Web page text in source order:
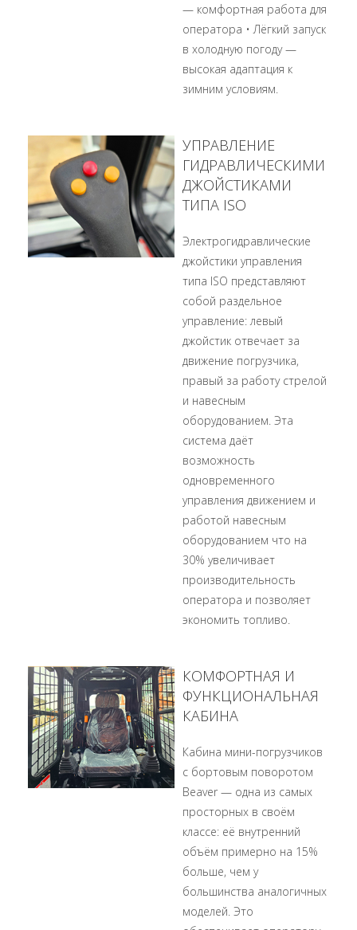
— комфортная работа для
оператора • Лёгкий запуск
в холодную погоду —
высокая адаптация к
зимним условиям.
УПРАВЛЕНИЕ
ГИДРАВЛИЧЕСКИМИ
ДЖОЙСТИКАМИ
ТИПА ISO
Электрогидравлические
джойстики управления
типа ISO представляют
собой раздельное
управление: левый
джойстик отвечает за
движение погрузчика,
правый за работу стрелой
и навесным
оборудованием. Эта
система даёт
возможность
одновременного
управления движением и
работой навесным
оборудованием что на
30% увеличивает
производительность
оператора и позволяет
экономить топливо.
КОМФОРТНАЯ И
ФУНКЦИОНАЛЬНАЯ
КАБИНА
Кабина мини-погрузчиков
с бортовым поворотом
Beaver — одна из самых
просторных в своём
классе: её внутренний
объём примерно на 15%
больше, чем у
большинства аналогичных
моделей. Это